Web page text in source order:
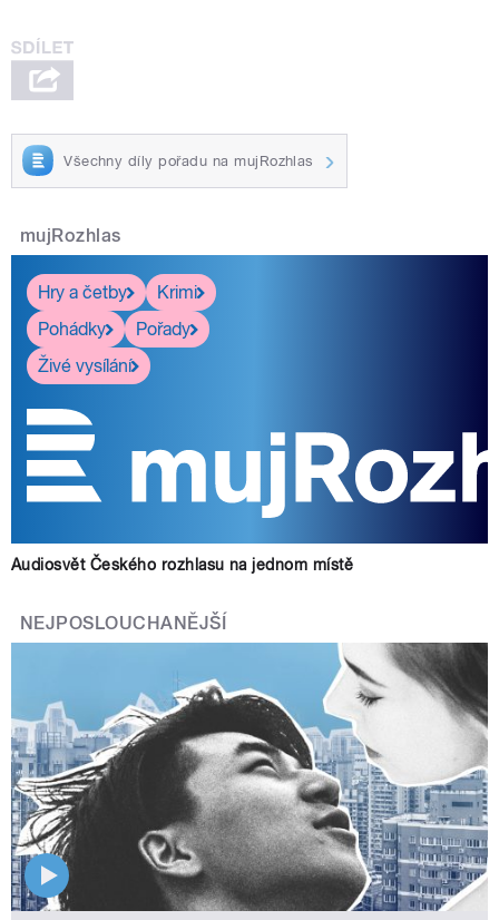
Všechny díly pořadu na mujRozhlas
mujRozhlas
Hry a četby
Krimi
Pohádky
Pořady
Živé vysílání
Audiosvět Českého rozhlasu na jednom místě
NEJPOSLOUCHANĚJŠÍ